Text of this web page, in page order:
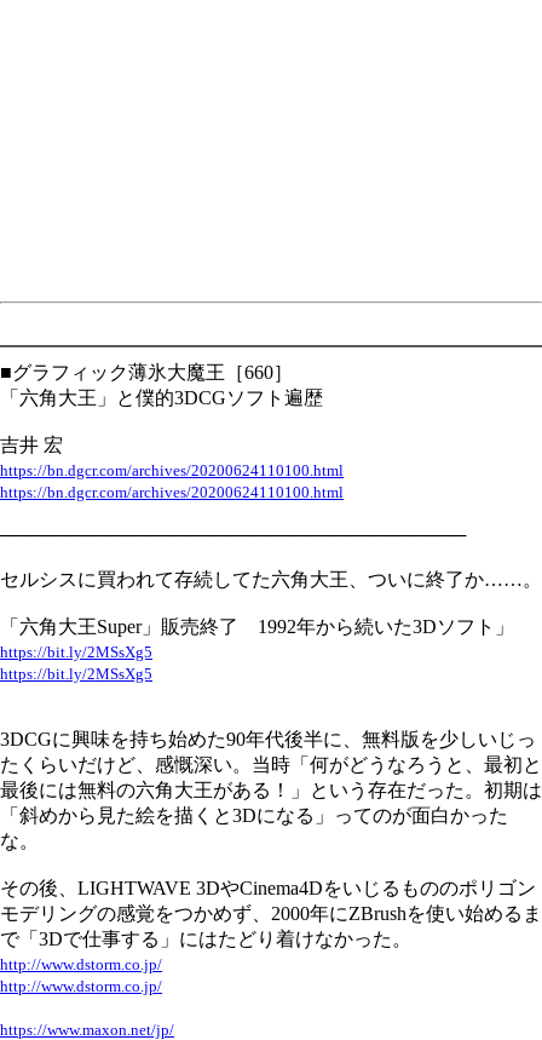
■グラフィック薄氷大魔王［660］
「六角大王」と僕的3DCGソフト遍歴
吉井 宏
https://bn.dgcr.com/archives/20200624110100.html
https://bn.dgcr.com/archives/20200624110100.html
───────────────────────────────────
セルシスに買われて存続してた六角大王、ついに終了か……。
「六角大王Super」販売終了 1992年から続いた3Dソフト」
https://bit.ly/2MSsXg5
https://bit.ly/2MSsXg5
3DCGに興味を持ち始めた90年代後半に、無料版を少しいじっ
たくらいだけど、感慨深い。当時「何がどうなろうと、最初と
最後には無料の六角大王がある！」という存在だった。初期は
「斜めから見た絵を描くと3Dになる」ってのが面白かった
な。
その後、LIGHTWAVE 3DやCinema4Dをいじるもののポリゴン
モデリングの感覚をつかめず、2000年にZBrushを使い始めるま
で「3Dで仕事する」にはたどり着けなかった。
http://www.dstorm.co.jp/
http://www.dstorm.co.jp/
https://www.maxon.net/jp/